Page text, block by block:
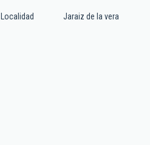
Localidad Jaraiz de la vera